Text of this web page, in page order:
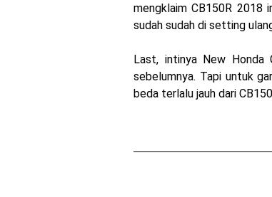
mengklaim CB150R 2018
sudah sudah di setting
Last, intinya New Honda
sebelumnya. Tapi untuk
beda terlalu jauh dari